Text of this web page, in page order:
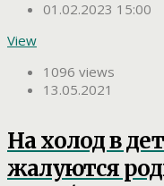
01.02.2023 15:00
View
1096 views
13.05.2021
На холод в
жалуются